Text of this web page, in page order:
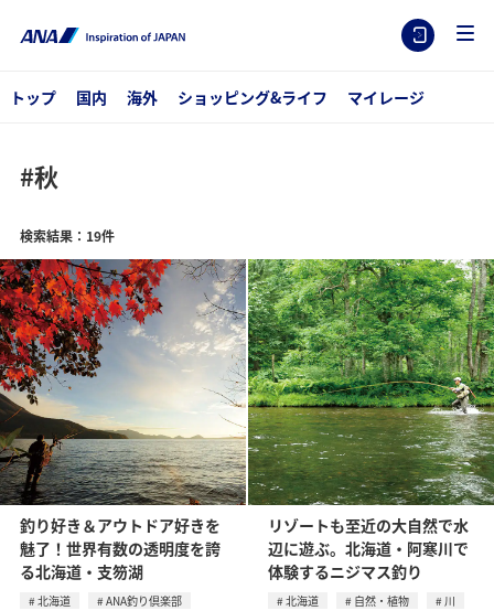
トップ 国内 海外 ショッピング&ライフ マイレージ
#秋
検索結果：19件
釣り好き＆アウトドア好きを
魅了！世界有数の透明度を誇
る北海道・支笏湖
北海道
ANA釣り倶楽部
リゾートも至近の大自然で水
辺に遊ぶ。北海道・阿寒川で
体験するニジマス釣り
北海道 自然・植物
川